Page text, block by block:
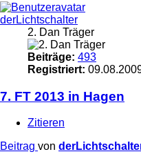
derLichtschalter
2. Dan Träger
Beiträge: 493
Registriert:
7. FT 2013 in Hagen
Zitieren
Beitrag von